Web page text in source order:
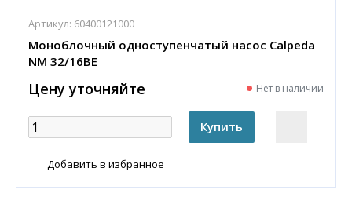
Артикул: 60400121000
Моноблочный одноступенчатый насос Calpeda
NM 32/16BE
Цену уточняйте Нет в наличии
Добавить в избранное